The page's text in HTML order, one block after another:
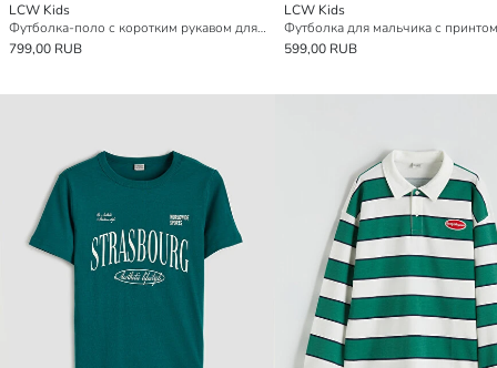
LCW Kids
Футболка-поло с коротким рукавом для мальчиков
799,00 RUB
LCW Kids
599,00 RUB